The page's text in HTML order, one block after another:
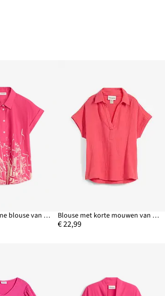
Oversized popeline blouse van katoen met korte mouwen Blouse met korte mouwen van luchtige mousseline
€ 22,99